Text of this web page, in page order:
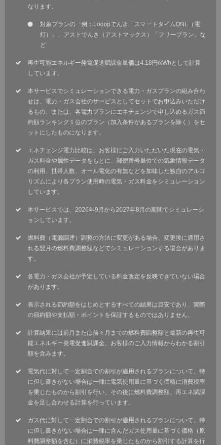
なります。
対象プランの一例：Looopでんき「スマートタイムONE（電
灯）」、アストでんき（アストマックス）「フリープラン」な
ど
再生可能エネルギー発電促進賦課金単価は4.18円/kWhとして計算
しています。
本サービスでシミュレーションできる電力・ガスプランの組み合わ
せは、電力・ガス会社のサービスとしてセットでお申込みいただけ
るもの、または、各電力プランにエネチェンジで申し込めるガス節
約額ランキング１位のプラン（加入条件があるプランを除く）をセ
ットにしたものになります。
エネチェンジ電力比較は、お客様にご入力いただいた現在の電気・
ガス料金や属性データをもとに、郵便番号単位での気象情報データ
の利用、世帯人数、オール電化の有無などを加味した独自のアルゴ
リズムにより各プラン使用時の電気・ガス料金をシミュレーション
しています。
本サービスでは、2026年9月から2027年8月の期間でシミュレーシ
ョンしています。
燃料費（電源調達）調整の方法に変更がある場合、変更後に適用さ
れる翌月の燃料費調整額などでシミュレーションする場合がありま
す。
各電力・ガス会社が予定している料金改定を反映できていない場合
があります。
表示される節約額をはじめとするすべての結果は目安であり、実際
の節約額や支払額・ポイントを保証するものではありません。
計算結果には前月または前々月までの燃料費調整額と最新の再生可
能エネルギー発電促進賦課金、お客様のご入力情報からわかる割引
額を含みます。
電気代に対して一定割合での割引が適用されるプランについて、特
に但し書きがない場合は一律に電気使用量に基づく価格に消費税率
を乗じたものから割引を行い、その後に燃料費調整額、再エネ賦課
金を足し合わせる計算を行っています。
ガス代に対して一定割合での割引が適用されるプランについて、特
に但し書きがない場合は一律に含んだガス使用量に基づく価格（原
料費調整額を含む）に消費税率を乗じたものから割引する計算を行